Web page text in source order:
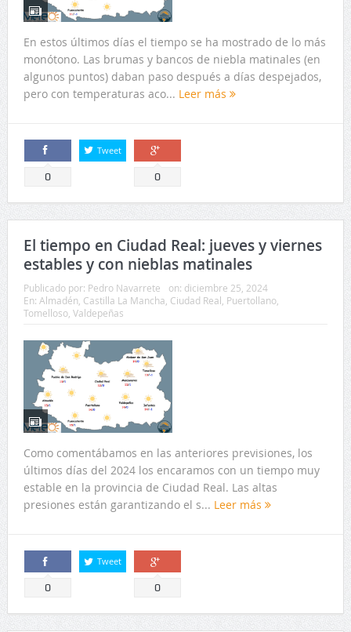
En estos últimos días el tiempo se ha mostrado de lo más
monótono. Las brumas y bancos de niebla matinales (en
algunos puntos) daban paso después a días despejados,
pero con temperaturas aco... Leer más
Comparte
0
Tweet
Comparte
0
El tiempo en Ciudad Real: jueves y viernes
estables y con nieblas matinales
Publicado por: Pedro Navarrete on: diciembre 25, 2024
En: Almadén Castilla La Mancha Ciudad Real Puertollano,
Tomelloso, Valdepeñas
Como comentábamos en las anteriores previsiones, los
últimos días del 2024 los encaramos con un tiempo muy
estable en la provincia de Ciudad Real. Las altas
presiones están garantizando el s... Leer más
Comparte
0
Tweet
Comparte
0